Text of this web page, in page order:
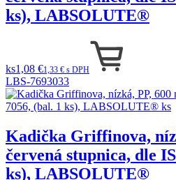
ks), LABSOLUTE®
ks1,08 €1,33 € s DPH
LBS-7693033
Kadička Griffinova,
červená stupnica, dle
ks), LABSOLUTE®